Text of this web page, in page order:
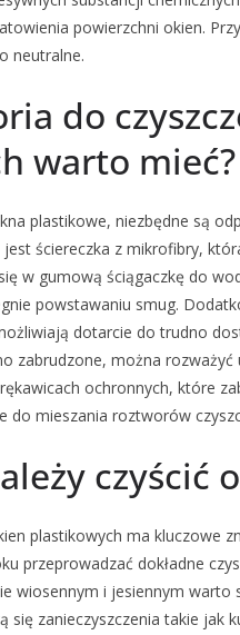
powierzchni okien.
neutralne.
do
warto mieć?
plastikowe, niezbędne są
ściereczka z mikrofibry,
w gumową ściągaczkę do
powstawaniu smug.
dotarcie do trudno
zabrudzone, można
ochronnych, które
do mieszania roztworów
czyścić
plastikowych ma kluczowe
przeprowadzać dokładne
wiosennym i jesiennym warto
się zanieczyszczenia takie jak